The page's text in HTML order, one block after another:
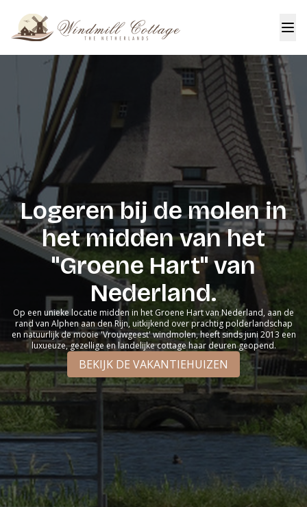
Logeren bij de molen in
het midden van het
"Groene Hart" van
Nederland.
Op een unieke locatie midden in het Groene Hart van Nederland, aan de
rand van Alphen aan den Rijn, uitkijkend over prachtig polderlandschap
en natuurlijk de mooie 'Vrouwgeest' windmolen, heeft sinds juni 2013 een
luxueuze, gezellige en landelijke cottage haar deuren geopend.
BEKIJK DE VAKANTIEHUIZEN